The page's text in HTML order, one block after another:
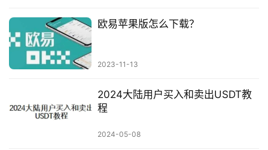
欧易苹果版怎么下载？
2023-11-13
2024大陆用户买入和卖出USDT教
程
2024-05-08